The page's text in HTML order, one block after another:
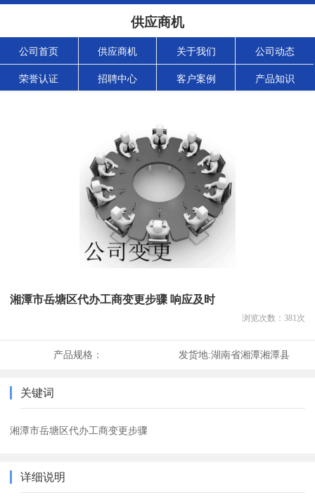
供应商机
公司首页 供应商机 关于我们 公司动态
荣誉认证 招聘中心 客户案例 产品知识
湘潭市岳塘区代办工商变更步骤 响应及时
浏览次数： 381次
产品规格： 发货地:湖南省湘潭湘潭县
关键词
湘潭市岳塘区代办工商变更步骤
详细说明